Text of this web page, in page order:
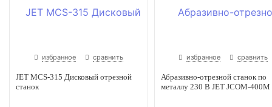
избранное сравнить
JET MCS-315 Дисковый отрезной
станок
избранное сравнить
Абразивно-отрезной станок по
металлу 230 В JET JCOM-400M